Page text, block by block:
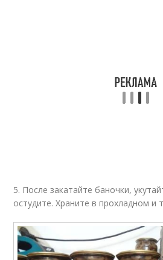
5. После закатайте баночки,
остудите. Храните в прохладном и